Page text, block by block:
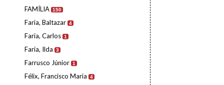
FAMÍLIA 150
Faria, Baltazar 4
Faria, Carlos 1
Faria, Ilda 3
Farrusco Júnior 1
Félix, Francisco Maria 4